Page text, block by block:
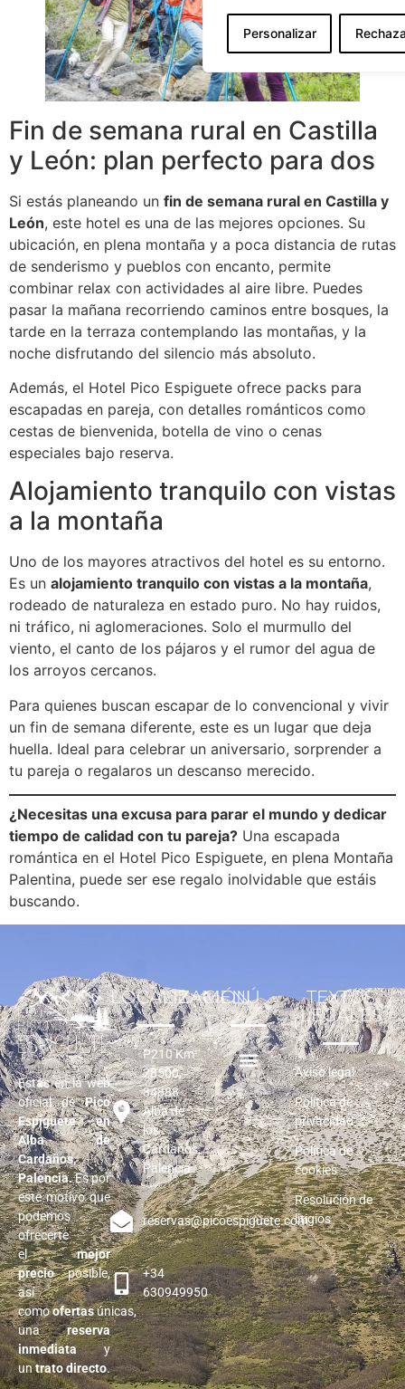
Personalizar
Fin de semana rural en Castilla
y León: plan perfecto para dos
Si estás planeando un fin de semana rural en Castilla y
León, este hotel es una de las mejores opciones. Su
ubicación, en plena montaña y a poca distancia de rutas
de senderismo y pueblos con encanto, permite
combinar relax con actividades al aire libre. Puedes
pasar la mañana recorriendo caminos entre bosques, la
tarde en la terraza contemplando las montañas, y la
noche disfrutando del silencio más absoluto.
Además, el Hotel Pico Espiguete ofrece packs para
escapadas en pareja, con detalles románticos como
cestas de bienvenida, botella de vino o cenas
especiales bajo reserva.
Alojamiento tranquilo con vistas
a la montaña
Uno de los mayores atractivos del hotel es su entorno.
Es un alojamiento tranquilo con vistas a la montaña,
rodeado de naturaleza en estado puro. No hay ruidos,
ni tráfico, ni aglomeraciones. Solo el murmullo del
viento, el canto de los pájaros y el rumor del agua de
los arroyos cercanos.
Para quienes buscan escapar de lo convencional y vivir
un fin de semana diferente, este es un lugar que deja
huella. Ideal para celebrar un aniversario, sorprender a
tu pareja o regalaros un descanso merecido.
¿Necesitas una excusa para parar el mundo y dedicar
tiempo de calidad con tu pareja? Una escapada
romántica en el Hotel Pico Espiguete, en plena Montaña
Palentina, puede ser ese regalo inolvidable que estáis
buscando.
Estás en la web
oficial dePico
Espiguete en
Alba de
Cardaños,
Palencia.Es por
este motivo que
podemos
ofrecerte
elmejor
precioposible,
así
comoofertasúnicas,
unareserva
inmediatay
untrato directo.
LOCALIZACIÓN
P210 Km
28500,
34888
Alba de
los
Cardaños,
Palencia
reservas@picoespiguete.com
+34
630949950
MENÚ
TEXTOS
LEGALES
Aviso legal
Política de
privacidad
Política de
cookies
Resolución de
litigios